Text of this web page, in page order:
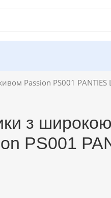
Passion PS001 PANTIES
з
PS001